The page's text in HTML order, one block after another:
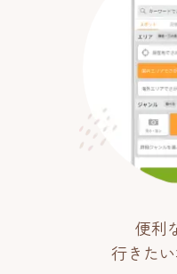
便利
行きた